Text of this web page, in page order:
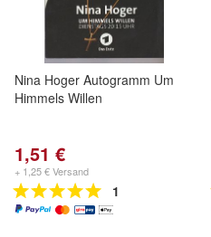
Nina Hoger Autogramm Um
Himmels Willen
1,51 €
+ 1,25 € Versand
1